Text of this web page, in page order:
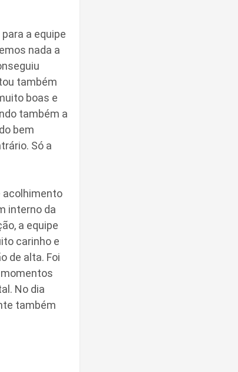
a equipe
nada a
também
boas e
também a
bem
Só a
acolhimento
interno da
a equipe
carinho e
de alta. Foi
No dia
também